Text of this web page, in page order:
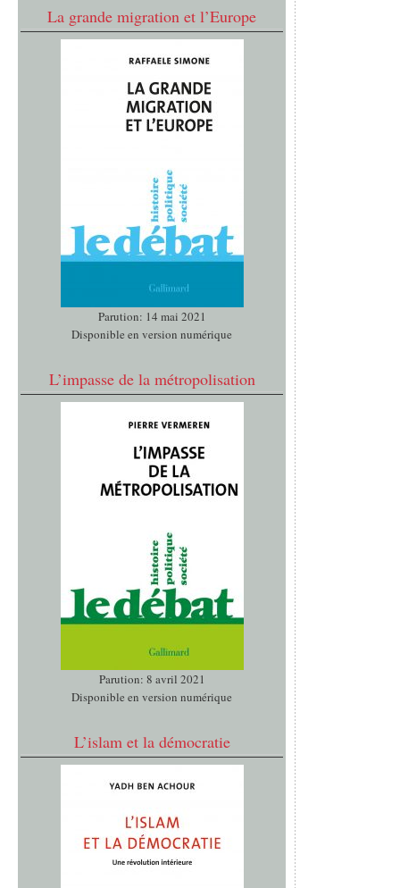
La grande migration et l’Europe
Parution: 14 mai 2021
Disponible en version numérique
L’impasse de la métropolisation
Parution: 8 avril 2021
Disponible en version numérique
L’islam et la démocratie